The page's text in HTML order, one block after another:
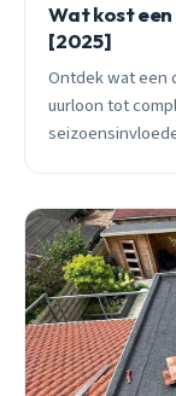
Wat kost
[2025]
Ontdek wat een
uurloon tot